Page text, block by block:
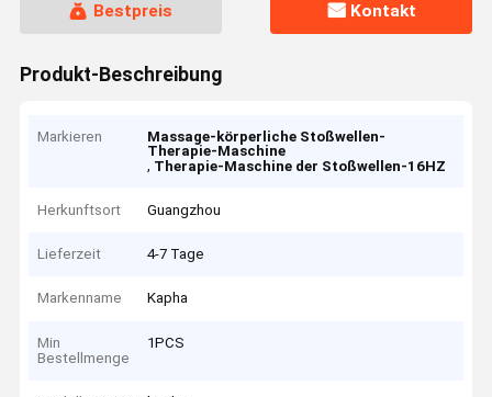
Bestpreis Kontakt
Produkt-Beschreibung
Markieren
Massage-körperliche Stoßwellen-
Therapie-Maschine
, Therapie-Maschine der Stoßwellen-16HZ
Herkunftsort Guangzhou
Lieferzeit 4-7 Tage
Markenname Kapha
Min
Bestellmenge
1PCS